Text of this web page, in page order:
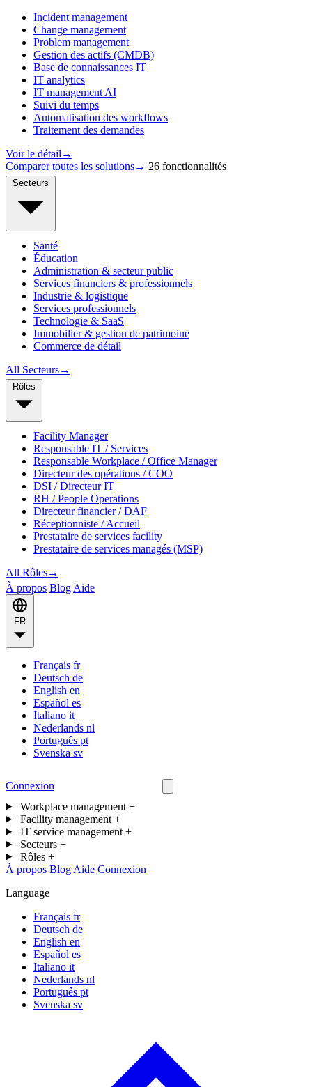
Incident management
Change management
Problem management
Gestion des actifs (CMDB)
Base de connaissances IT
IT analytics
IT management AI
Suivi du temps
Automatisation des workflows
Traitement des demandes
Voir le détail →
Comparer toutes les solutions→ 26 fonctionnalités
Santé
Éducation
Administration & secteur public
Services financiers & professionnels
Industrie & logistique
Services professionnels
Technologie & SaaS
Immobilier & gestion de patrimoine
Commerce de détail
All Secteurs→
Facility Manager
Responsable IT / Services
Responsable Workplace / Office Manager
Directeur des opérations / COO
DSI / Directeur IT
RH / People Operations
Directeur financier / DAF
Réceptionniste / Accueil
Prestataire de services facility
Prestataire de services managés (MSP)
All Rôles→
À propos Blog Aide
Français fr
Deutsch de
English en
Español es
Italiano it
Nederlands nl
Português pt
Svenska sv
Connexion
Workplace management +
Facility management +
IT service management +
Secteurs +
Rôles +
À propos Blog Aide Connexion
Language
Français fr
Deutsch de
English en
Español es
Italiano it
Nederlands nl
Português pt
Svenska sv